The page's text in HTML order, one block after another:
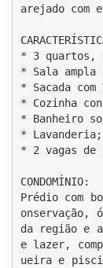
arejado com
* 3 quartos,
* Sala ampla
* Sacada
* Cozinha
* Banheiro
* Lavanderia;
* 2 vagas de
CONDOMÍNIO:
Prédio com
onservação,
da região e
e lazer,
ueira e